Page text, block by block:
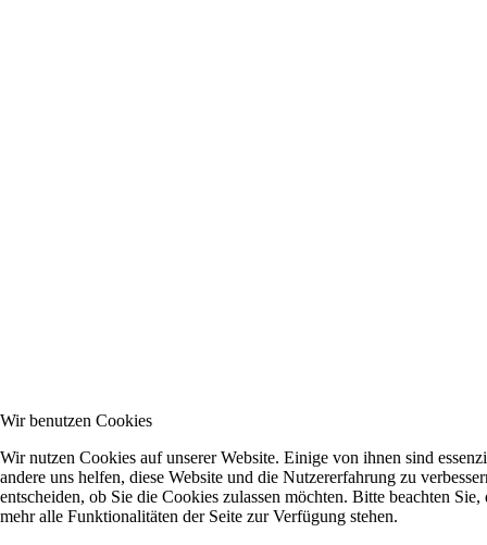
Wir benutzen Cookies
Wir nutzen Cookies auf unserer Website. Einige von ihnen sind
andere uns helfen, diese Website und die Nutzererfahrung zu
entscheiden, ob Sie die Cookies zulassen möchten. Bitte beachten
mehr alle Funktionalitäten der Seite zur Verfügung stehen.